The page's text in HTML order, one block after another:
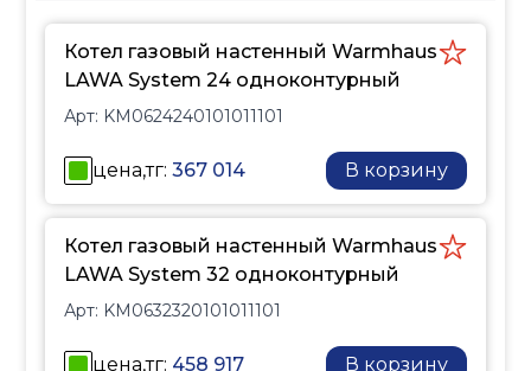
обеспечивают 93% КПД.
Они экологически
безвредные и
экономичные.
Котел газовый настенный Warmhaus
LAWA System 24 одноконтурный
Арт: KM0624240101011101
цена,тг:367 014 В корзину
Котел газовый настенный Warmhaus
LAWA System 32 одноконтурный
Арт: KM0632320101011101
цена,тг: 458 917 В корзину